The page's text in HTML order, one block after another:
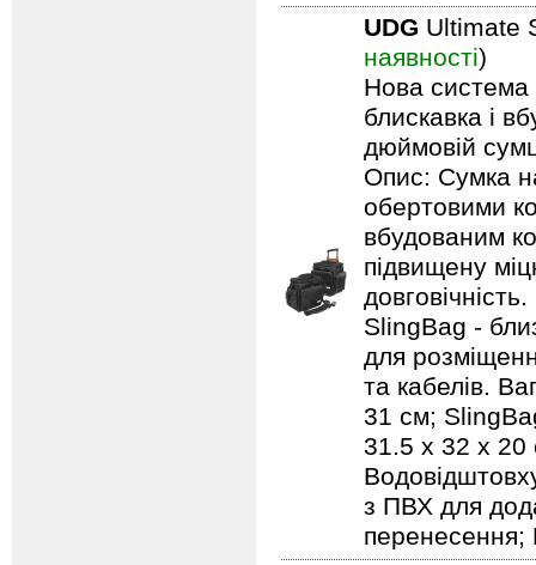
UDG Ultimate
наявності)
Нова система
блискавка і
дюймовій
Опис: Сумка
обертовими
вбудованим
підвищену
SlingBag -
для
та кабелів.
31 см;
31.5 x 32 x 20
з ПВХ для
перенесення;